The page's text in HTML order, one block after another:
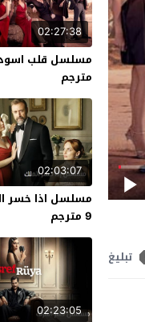
تبليغ
02:27:38
مترجم
02:03:07
مسلسل اذا خسر
9 مترجم
02:23:05